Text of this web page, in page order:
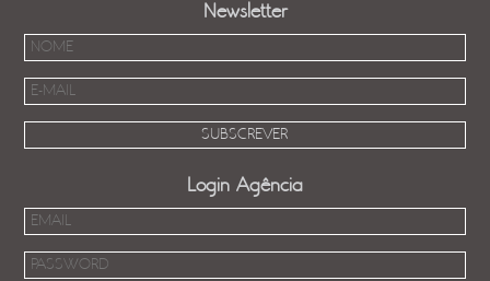
Newsletter
Login Agência